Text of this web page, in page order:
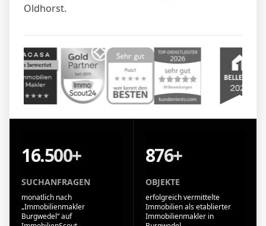
Oldhorst.
16.500+
SUCHANFRAGEN
monatlich nach
„Immobilienmakler
Burgwedel“ auf
876+
OBJEKTE
erfolgreich vermittelte
Immobilien als etablierter
Immobilienmakler in